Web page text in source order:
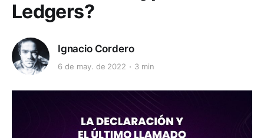
Ledgers?
Ignacio Cordero
6 de may. de 2022 3 min